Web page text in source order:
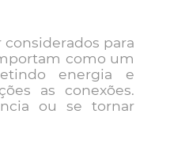
para
como um
energia e
as conexões.
ou se tornar